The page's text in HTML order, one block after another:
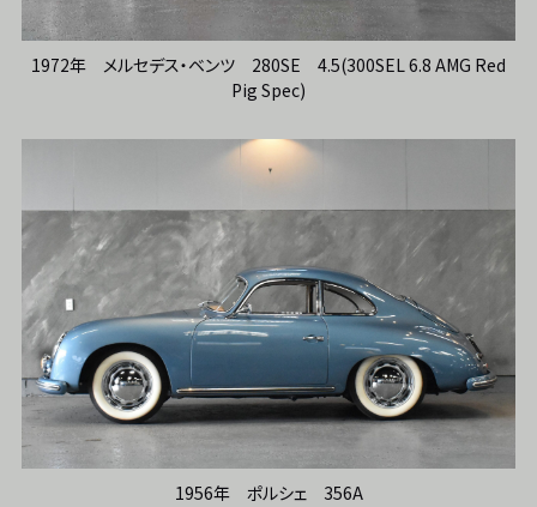
1972年 メルセデス・ベンツ 280SE 4.5(300SEL 6.8 AMG Red
Pig Spec)
1956年 ポルシェ 356A